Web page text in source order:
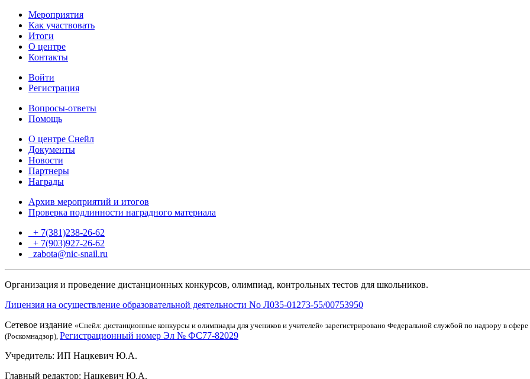
Мероприятия
Как участвовать
Итоги
О центре
Контакты
Войти
Регистрация
Вопросы-ответы
Помощь
О центре Снейл
Документы
Новости
Партнеры
Награды
Архив мероприятий и итогов
Проверка подлинности наградного материала
+ 7(381)238-26-62
+ 7(903)927-26-62
zabota@nic-snail.ru
Организация и проведение дистанционных конкурсов, олимпиад, контрольных тестов для школьников.
Лицензия на осуществление образовательной деятельности No Л035-01273-55/00753950
Сетевое издание «Снейл: дистанционные конкурсы и олимпиады для учеников и учителей» зарегистрировано Федеральной службой по надзору в
(Роскомнадзор), Регистрационный номер Эл № ФС77-82029
Учредитель: ИП Нацкевич Ю.А.
Главный редактор: Нацкевич Ю.А.